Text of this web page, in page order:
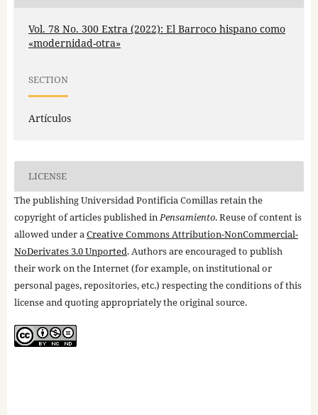
Vol. 78 No. 300 Extra (2022): El Barroco hispano como
«modernidad-otra»
SECTION
Artículos
LICENSE
The publishing Universidad Pontificia Comillas retain the
copyright of articles published inPensamiento. Reuse of content is
allowed under aCreative Commons Attribution-NonCommercial-
NoDerivates 3.0 Unported. Authors are encouraged to publish
their work on the Internet (for example, on institutional or
personal pages, repositories, etc.) respecting the conditions of this
license and quoting appropriately the original source.